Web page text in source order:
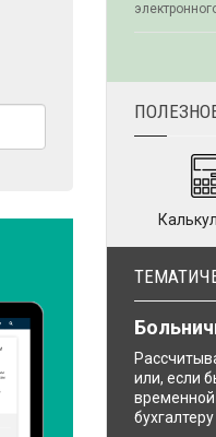
или, если
временной